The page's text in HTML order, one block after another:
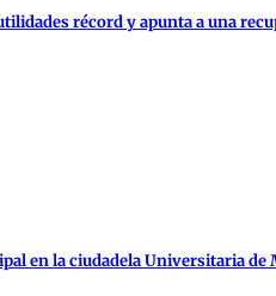
récord y apunta a una
en la ciudadela Universitaria de